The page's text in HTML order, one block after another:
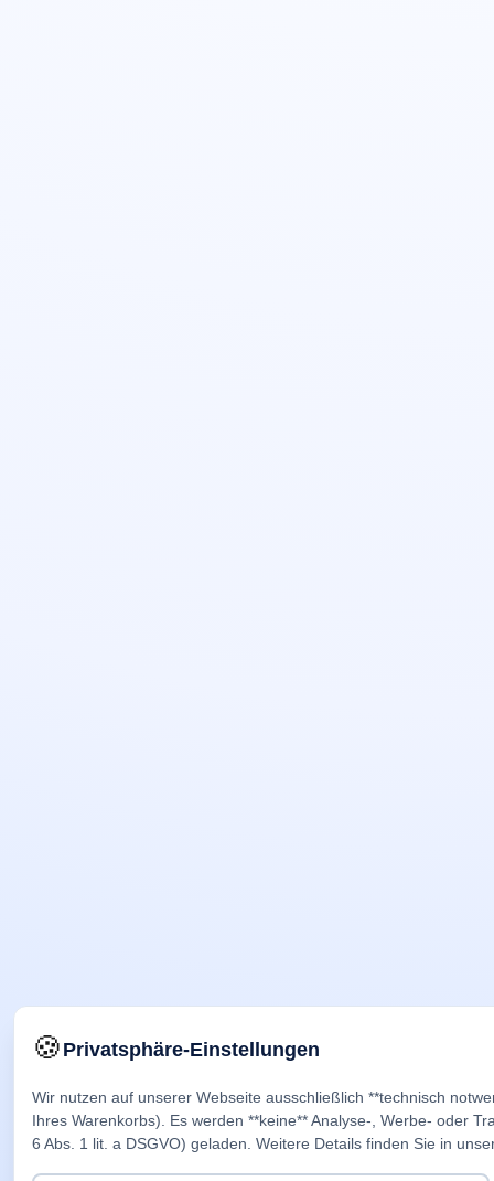
🍪Privatsphäre-Einstellungen
Wir nutzen auf unserer Webseite ausschließlich **technisch
Ihres Warenkorbs). Es werden **keine** Analyse-, Werbe- oder
6 Abs. 1 lit. a DSGVO) geladen. Weitere Details finden Sie in